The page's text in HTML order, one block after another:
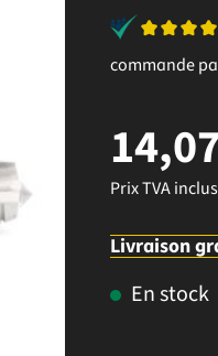
commande
Prix TVA
Livraison
En stock